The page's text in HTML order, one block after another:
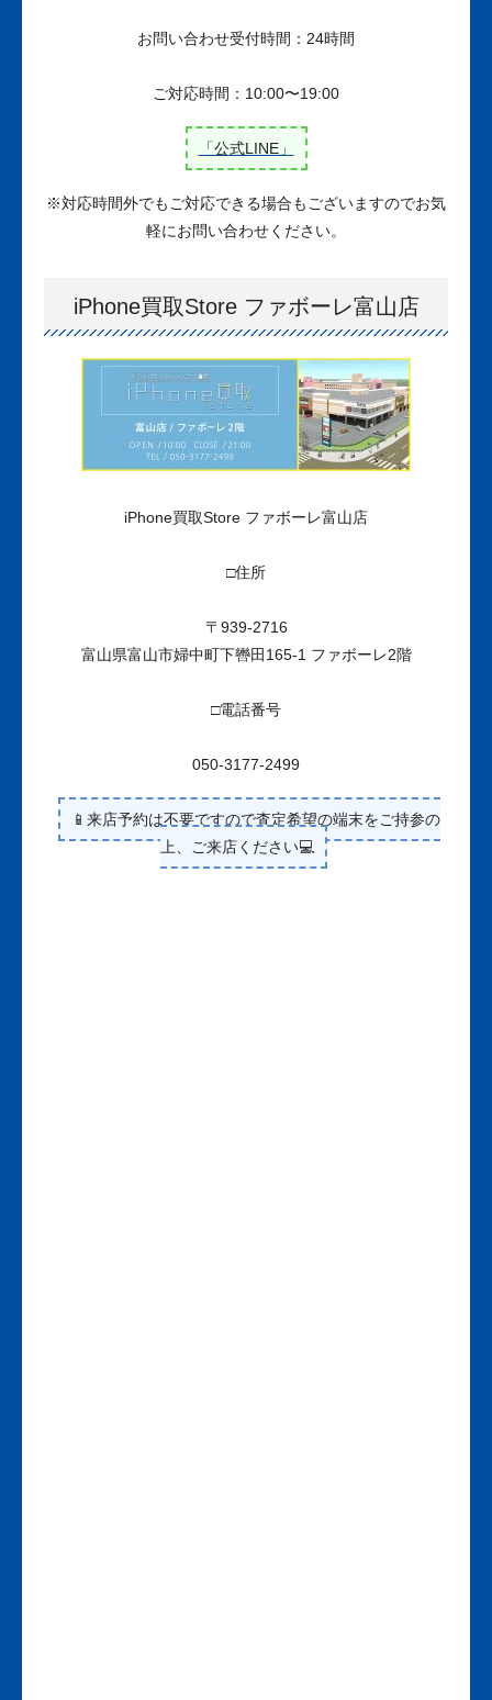
お問い合わせ受付時間： 24時間
ご対応時間： 10:00〜19:00
「公式LINE」
※対応時間外でもご対応できる場合もございますのでお気
軽にお問い合わせください。
iPhone買取Store ファボーレ富山店
iPhone買取Store ファボーレ富山店
□住所
〒939-2716
富山県富山市婦中町下轡田165-1 ファボーレ2階
□電話番号
050-3177-2499
📱来店予約は不要ですので査定希望の端末をご持参の
上、ご来店ください💻